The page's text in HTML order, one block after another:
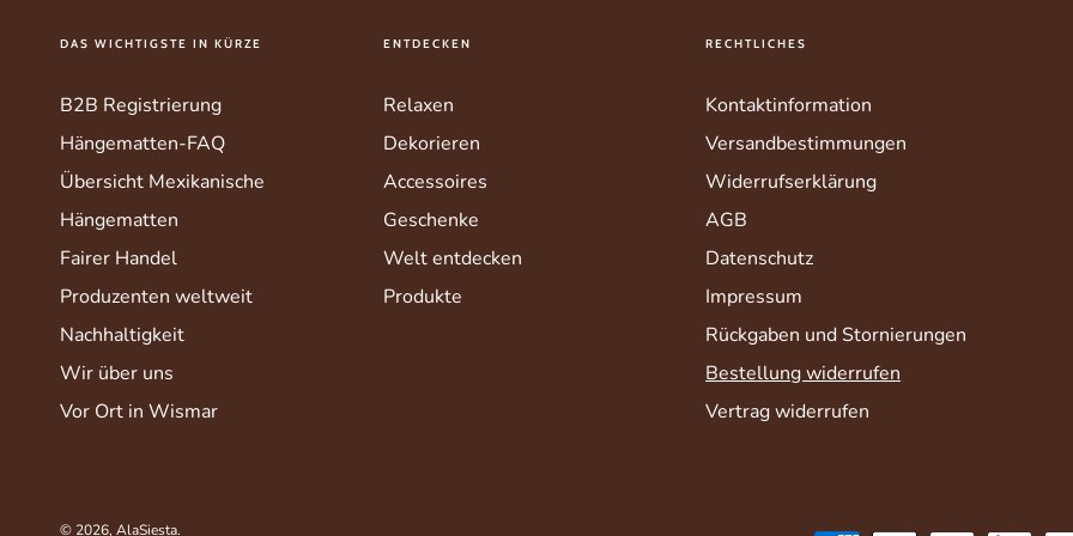
Die Maße
Größe ca.: 33
Material:
DAS WICHTIGSTE IN KÜRZE
B2B Registrierung
Hängematten-FAQ
Übersicht Mexikanische
Hängematten
Fairer Handel
Produzenten weltweit
Nachhaltigkeit
Wir über uns
Vor Ort in Wismar
ENTDECKEN
Relaxen
Dekorieren
Accessoires
Geschenke
Welt entdecken
Produkte
RECHTLICHES
Kontaktinformation
Versandbestimmungen
Widerrufserklärung
AGB
Datenschutz
Impressum
Rückgaben und Stornierungen
Bestellung widerrufen
Vertrag widerrufen
© 2026, AlaSiesta.